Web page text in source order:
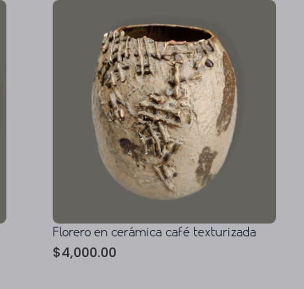
Florero en cerámica café texturizada
$4,000.00